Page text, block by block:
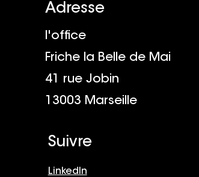
Adresse
l'office
Friche la Belle de Mai
41 rue Jobin
13003 Marseille
Suivre
LinkedIn